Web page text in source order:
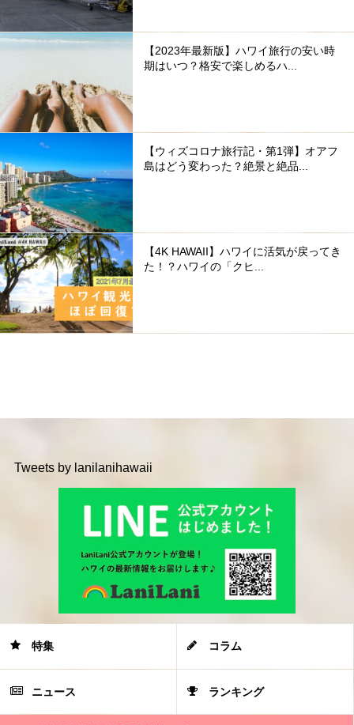
【2023年最新版】ハワイ旅行の安い時
期はいつ？格安で楽しめるハ...
【ウィズコロナ旅行記・第1弾】オアフ
島はどう変わった？絶景と絶品...
【4K HAWAII】ハワイに活気が戻ってき
た！？ハワイの「クヒ...
Tweets by lanilanihawaii
特集 コラム
ニュース ランキング